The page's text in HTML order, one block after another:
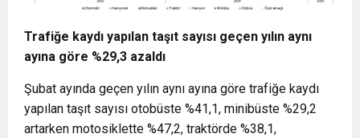
Trafiğe kaydı yapılan taşıt sayısı geçen yılın aynı
ayına göre %29,3 azaldı
Şubat ayında geçen yılın aynı ayına göre trafiğe kaydı
yapılan taşıt sayısı otobüste %41,1, minibüste %29,2
artarken motosiklette %47,2, traktörde %38,1,